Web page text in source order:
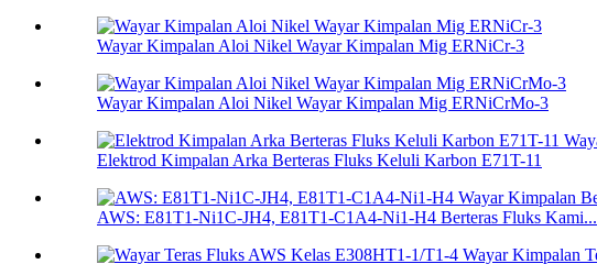
Wayar Kimpalan Aloi Nikel Wayar Kimpalan Mig ERNiCr-3
Wayar Kimpalan Aloi Nikel Wayar Kimpalan Mig ERNiCrMo-3
Elektrod Kimpalan Arka Berteras Fluks Keluli Karbon E71T-11
AWS: E81T1-Ni1C-JH4, E81T1-C1A4-Ni1-H4 Berteras Fluks Kami...